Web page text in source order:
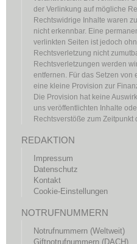
der Verlinkung auf mögliche
Rechtswidrige Inhalte waren
nicht erkennbar. Eine
verlinkten Seiten ist jedoch
Rechtsverletzung nicht
Rechtsverletzungen werden
entfernen. Für das Setzen von
eine kleine Provision zur
Die Provision hat keine
uns veröffentlichten Inhalte
Rechtsverstöße zum Zeitpunkt
REDAKTION
Impressum
Datenschutz
Kontakt
Cookie-Einstellungen
NOTRUFNUMMERN
Notrufnummern (Weltweit)
Giftnotrufnummern (DACH)